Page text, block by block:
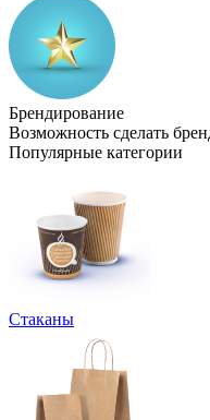
Брендирование
Возможность сделать
Популярные категории
Стаканы